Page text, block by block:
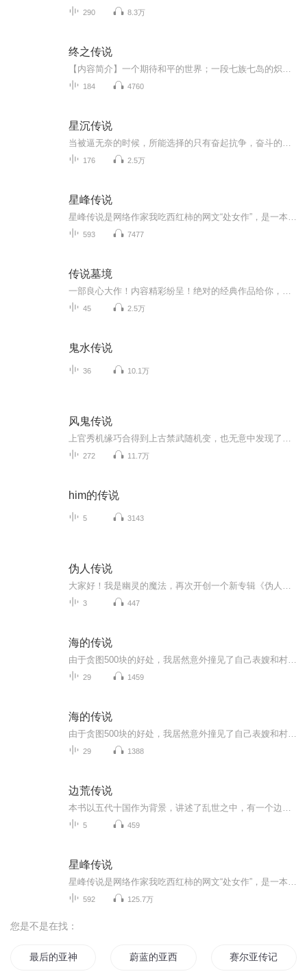
290 8.3万
终之传说
184 4760
星沉传说
176 2.5万
星峰传说
593 7477
传说墓境
45 2.5万
鬼水传说
36 10.1万
风鬼传说
272 11.7万
him的传说
5 3143
伪人传说
3 447
海的传说
29 1459
海的传说
29 1388
边荒传说
5 459
星峰传说
592 125.7万
您是不是在找：
最后的亚神 蔚蓝的亚西亚 赛尔亚传记